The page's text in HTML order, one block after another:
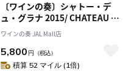
〔ワインの奏〕シャトー・デ
ュ・グラナ 2015/ CHATEAU DU
GLANA 2015
ワインの奏 JAL Mall店
5,800 円 （税込）
積算 52 マイル (1倍)